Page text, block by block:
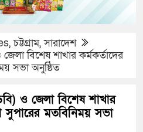
,চট্টগ্রাম,সারাদেশ
বিশেষ শাখার কর্মকর্তাদের
সভা অনুষ্ঠিত
ও জেলা বিশেষ শাখার
সুপারের মতবিনিময় সভা